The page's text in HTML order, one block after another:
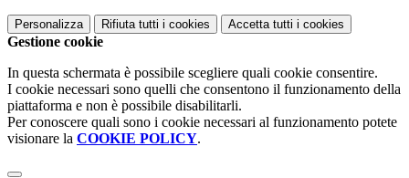
Personalizza Rifiuta tutti i cookies Accetta tutti i cookies
Gestione cookie
In questa schermata è possibile scegliere quali cookie consentire.
I cookie necessari sono quelli che consentono il funzionamento della
piattaforma e non è possibile disabilitarli.
Per conoscere quali sono i cookie necessari al funzionamento potete
visionare la COOKIE POLICY.